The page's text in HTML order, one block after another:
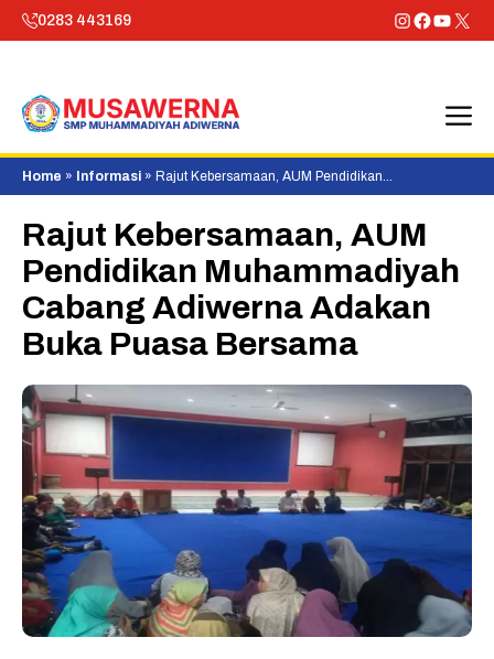
Skip
to
0283 443169 Instagram
X
Home » Informasi » Rajut Kebersamaan, AUM Pendidikan
Muhammadiyah Cabang Adiwerna Adakan Buka Puasa Bersama
Rajut Kebersamaan, AUM
Pendidikan Muhammadiyah
Cabang Adiwerna Adakan
Buka Puasa Bersama